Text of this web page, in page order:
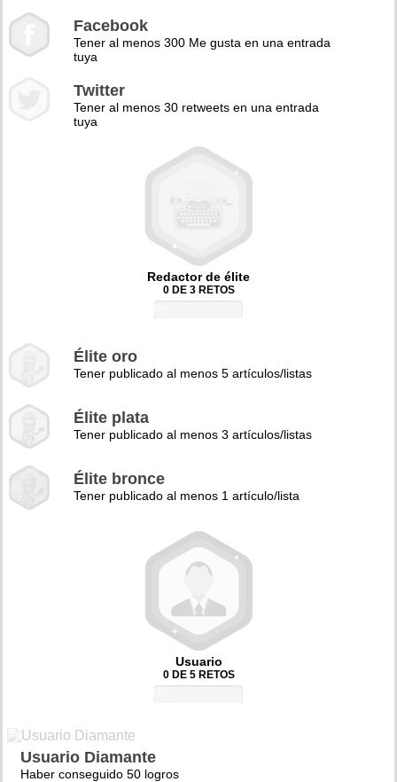
Facebook
Tener al menos 300 Me gusta en una entrada
tuya
Twitter
Tener al menos 30 retweets en una entrada
tuya
Redactor de élite
0 DE 3 RETOS
Élite oro
Tener publicado al menos 5 artículos/listas
Élite plata
Tener publicado al menos 3 artículos/listas
Élite bronce
Tener publicado al menos 1 artículo/lista
Usuario
0 DE 5 RETOS
Usuario Diamante
Haber conseguido 50 logros